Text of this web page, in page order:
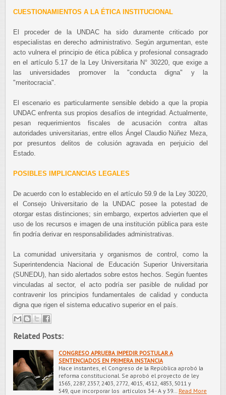
CUESTIONAMIENTOS A LA ÉTICA INSTITUCIONAL
El proceder de la UNDAC ha sido duramente criticado por
especialistas en derecho administrativo. Según argumentan, este
acto vulnera el principio de ética pública y profesional consagrado
en el artículo 5.17 de la Ley Universitaria N° 30220, que exige a
las universidades promover la "conducta digna" y la
"meritocracia".
El escenario es particularmente sensible debido a que la propia
UNDAC enfrenta sus propios desafíos de integridad. Actualmente,
pesan requerimientos fiscales de acusación contra altas
autoridades universitarias, entre ellos Ángel Claudio Núñez Meza,
por presuntos delitos de colusión agravada en perjuicio del
Estado.
POSIBLES IMPLICANCIAS LEGALES
De acuerdo con lo establecido en el artículo 59.9 de la Ley 30220,
el Consejo Universitario de la UNDAC posee la potestad de
otorgar estas distinciones; sin embargo, expertos advierten que el
uso de los recursos e imagen de una institución pública para este
fin podría derivar en responsabilidades administrativas.
La comunidad universitaria y organismos de control, como la
Superintendencia Nacional de Educación Superior Universitaria
(SUNEDU), han sido alertados sobre estos hechos. Según fuentes
vinculadas al sector, el acto podría ser pasible de nulidad por
contravenir los principios fundamentales de calidad y conducta
digna que rigen el sistema educativo superior en el país.
Related Posts:
CONGRESO APRUEBA IMPEDIR POSTULAR A
SENTENCIADOS EN PRIMERA INSTANCIA
Hace instantes, el Congreso de la República aprobó la
reforma constitucional. Se aprobó el proyecto de ley
1565, 2287, 2357, 2403, 2772, 4015, 4512, 4853, 5011 y
549, que incorporar los artículos 34 - A y 39…
Read More